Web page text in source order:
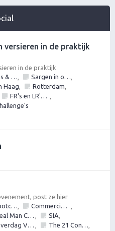
versieren in de praktijk
in de praktijk
en daten , Sargen in of vrouwen versieren op locatie in?
,
Haag, Rotterdam,
FR's en LR's (alles mag fotos, nummers, etc)
,
post ze hier
en PickupSeminars , Commerciële bedrijven / Reviews van versier workshops en pick up bootcamps
,
Man Conference , SIA,
Vrouwen Versieren.nl , The 21 Convention
,